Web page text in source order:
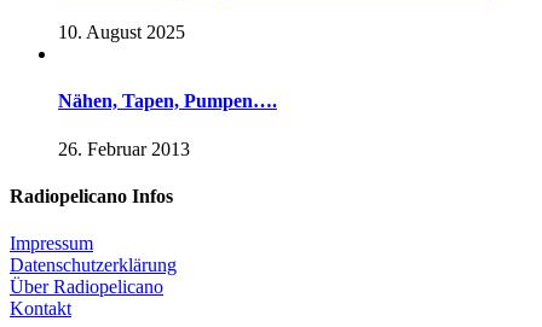
10. August 2025
Nähen, Tapen, Pumpen….
26. Februar 2013
Radiopelicano Infos
Impressum
Datenschutzerklärung
Über Radiopelicano
Kontakt